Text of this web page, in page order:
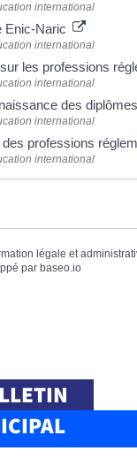
international
Enic-Naric
international
les professions
international
des
international
professions
international
légale et
par baseo.io